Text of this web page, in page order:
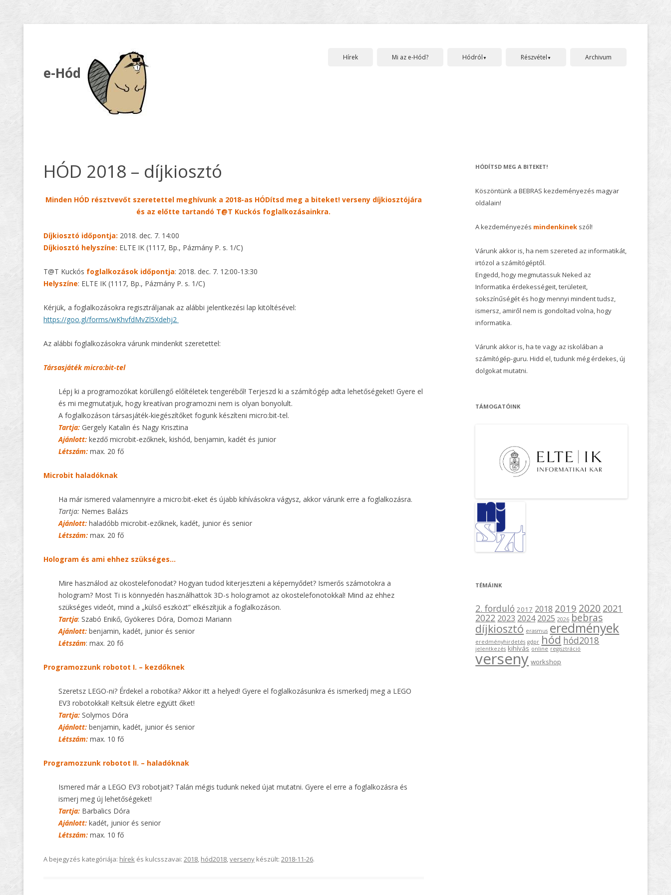
e-Hód
content
Hírek Mi az e-Hód? Hódról Részvétel Archivum
HÓD 2018 – díjkiosztó
Minden HÓD résztvevőt szeretettel meghívunk a 2018-as HÓDítsd meg a biteket! verseny díjkiosztójára
és az előtte tartandó T@T Kuckós foglalkozásainkra.
Díjkiosztó időpontja: 2018. dec. 7. 14:00
Díjkiosztó helyszíne: ELTE IK (1117, Bp., Pázmány P. s. 1/C)
T@T Kuckós foglalkozások időpontja: 2018. dec. 7. 12:00-13:30
Helyszíne: ELTE IK (1117, Bp., Pázmány P. s. 1/C)
Kérjük, a foglalkozásokra regisztráljanak az alábbi jelentkezési lap kitöltésével:
https://goo.gl/forms/wKhvfdMvZl5Xdehj2
Az alábbi foglalkozásokra várunk mindenkit szeretettel:
Társasjáték micro:bit-tel
Lépj ki a programozókat körüllengő előítéletek tengeréből! Terjeszd ki a számítógép adta lehetőségeket! Gyere el
és mi megmutatjuk, hogy kreatívan programozni nem is olyan bonyolult.
A foglalkozáson társasjáték-kiegészítőket fogunk készíteni micro:bit-tel.
Tartja: Gergely Katalin és Nagy Krisztina
Ajánlott: kezdő microbit-ezőknek, kishód, benjamin, kadét és junior
Létszám: max. 20 fő
Microbit haladóknak
Ha már ismered valamennyire a micro:bit-eket és újabb kihívásokra vágysz, akkor várunk erre a foglalkozásra.
Tartja: Nemes Balázs
Ajánlott: haladóbb microbit-ezőknek, kadét, junior és senior
Létszám: max. 20 fő
Hologram és ami ehhez szükséges…
Mire használod az okostelefonodat? Hogyan tudod kiterjeszteni a képernyődet? Ismerős számotokra a
hologram? Most Ti is könnyedén használhattok 3D-s hologramot az okostelefonotokkal! Mind az ehhez
szükséges videót, mind a „külső eszközt” elkészítjük a foglalkozáson.
Tartja: Szabó Enikő, Gyökeres Dóra, Domozi Mariann
Ajánlott: benjamin, kadét, junior és senior
Létszám: max. 20 fő
Programozzunk robotot I. – kezdőknek
Szeretsz LEGO-ni? Érdekel a robotika? Akkor itt a helyed! Gyere el foglalkozásunkra és ismerkedj meg a LEGO
EV3 robotokkal! Keltsük életre együtt őket!
Tartja: Solymos Dóra
Ajánlott: benjamin, kadét, junior és senior
Létszám: max. 10 fő
Programozzunk robotot II. – haladóknak
Ismered már a LEGO EV3 robotjait? Talán mégis tudunk neked újat mutatni. Gyere el erre a foglalkozásra és
ismerj meg új lehetőségeket!
Tartja: Barbalics Dóra
Ajánlott: kadét, junior és senior
Létszám: max. 10 fő
A bejegyzés kategóriája: hírek és kulcsszavai: 2018, hód2018,verseny készült: 2018-11-26.
HÓDÍTSD MEG A BITEKET!
Köszöntünk a BEBRAS kezdeményezés magyar
oldalain!
A kezdeményezés mindenkinek szól!
Várunk akkor is, ha nem szereted az informatikát,
irtózol a számítógéptől.
Engedd, hogy megmutassuk Neked az
Informatika érdekességeit, területeit,
sokszínűségét és hogy mennyi mindent tudsz,
ismersz, amiről nem is gondoltad volna, hogy
informatika.
Várunk akkor is, ha te vagy az iskolában a
számítógép-guru. Hidd el, tudunk még érdekes, új
dolgokat mutatni.
TÁMOGATÓINK
TÉMÁINK
2. forduló 2017 2018 2019 2020 2021
2022 2023 2024 2025 2026 bebras
díjkiosztó erasmus eredmények
eredményhirdetés gdpr hódhód2018
jelentkezés kihívás online regisztráció
verseny workshop